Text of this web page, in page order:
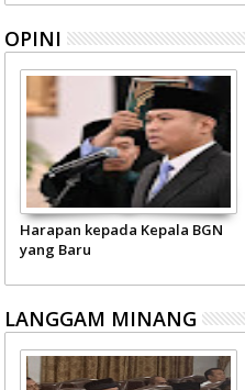
OPINI
Harapan kepada Kepala BGN
yang Baru
LANGGAM MINANG